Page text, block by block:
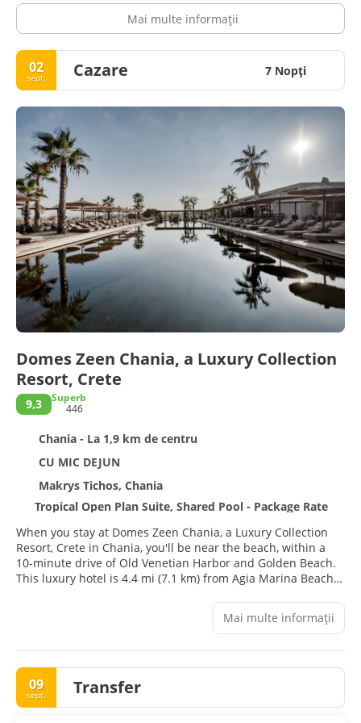
Mai multe informații
02
sept. Cazare 7 Nopţi
Domes Zeen Chania, a Luxury Collection
Resort, Crete
9,3
Superb
446
Chania - La 1,9 km de centru
CU MIC DEJUN
Makrys Tichos, Chania
Tropical Open Plan Suite, Shared Pool - Package Rate
When you stay at Domes Zeen Chania, a Luxury Collection
Resort, Crete in Chania, you'll be near the beach, within a
10-minute drive of Old Venetian Harbor and Golden Beach.
This luxury hotel is 4.4 mi (7.1 km) from Agia Marina Beach
Dip into one of the 2 outdoor pools or enjoy other
Additional features at this hotel include complimentary
wireless internet access, concierge services, and gift
shops/newsstands.
Mai multe informații
09
sept. Transfer